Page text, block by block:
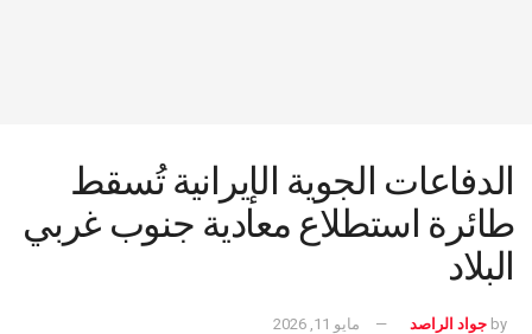
الدفاعات الجوية الإيرانية تُسقط
طائرة استطلاع معادية جنوب غربي
البلاد
by جواد الراصد مايو 11, 2026